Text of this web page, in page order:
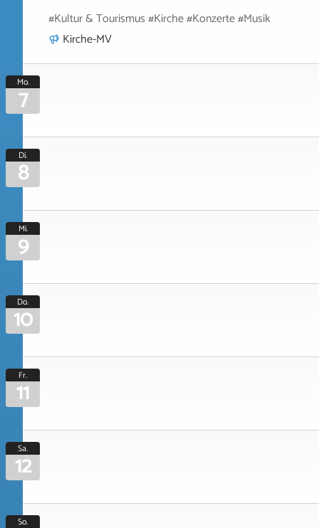
#Kultur & Tourismus #Kirche #Konzerte #Musik
Kirche-MV
Mo.
7
Di.
8
Mi.
9
Do.
10
Fr.
11
Sa.
12
So.